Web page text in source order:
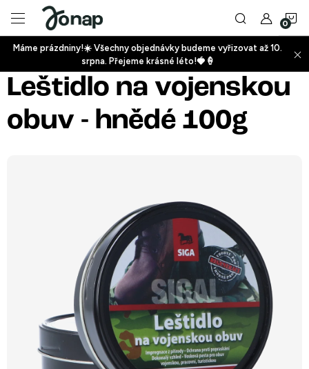
obsah
+
Máme prázdniny!☀️ Všechny objednávky budeme vyřizovat až 10.
srpna. Přejeme krásné léto!🍓🍦
Leštidlo na vojenskou
obuv - hnědé 100g